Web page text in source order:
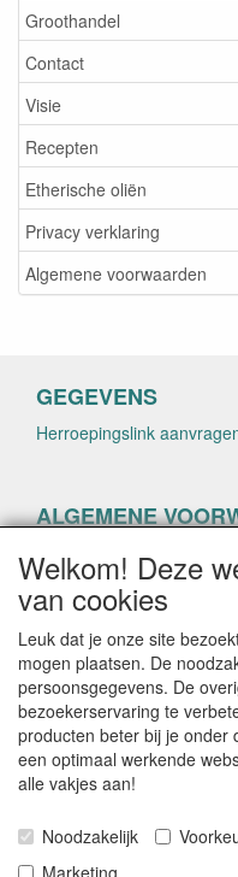
Groothandel
Contact
Visie
Recepten
Etherische oliën
Privacy verklaring
Algemene voorwaarden
GEGEVENS
Herroepingslink
ALGEMENE
Herroepingslink aanvragen
helenacosmetica.nl
E-mail:
Telefoon:
Welkom! Deze
van cookies
Leuk dat je onze site
mogen plaatsen. De
persoonsgegevens. De
bezoekerservaring te
producten beter bij je onder
een optimaal werkende
alle vakjes aan!
Noodzakelijk
Marketing